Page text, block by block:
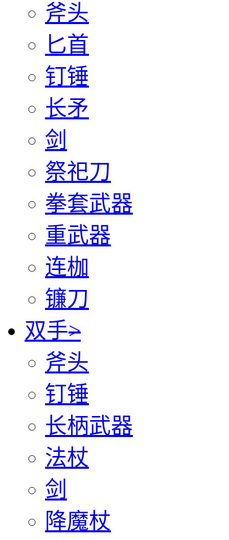
斧头
匕首
钉锤
长矛
剑
祭祀刀
拳套武器
重武器
连枷
镰刀
双手>
斧头
钉锤
长柄武器
法杖
剑
降魔杖